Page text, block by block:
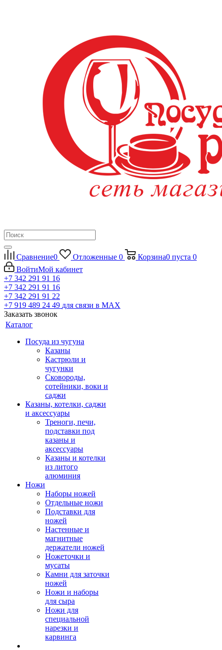
Сравнение0 Отложенные 0 Корзина0 пуста 0
ВойтиМой кабинет
+7 342 291 91 16
+7 342 291 91 16
+7 342 291 91 22
+7 919 489 24 49 для связи в МАХ
Заказать звонок
Каталог
Посуда из чугуна
Казаны
Кастрюли и
чугунки
Сковороды,
сотейники, воки и
саджи
Казаны, котелки, саджи
и аксессуары
Треноги, печи,
подставки под
казаны и
аксессуары
Казаны и котелки
из литого
алюминия
Ножи
Наборы ножей
Отдельные ножи
Подставки для
ножей
Настенные и
магнитные
держатели ножей
Ножеточки и
мусаты
Камни для заточки
ножей
Ножи и наборы
для сыра
Ножи для
специальной
нарезки и
карвинга